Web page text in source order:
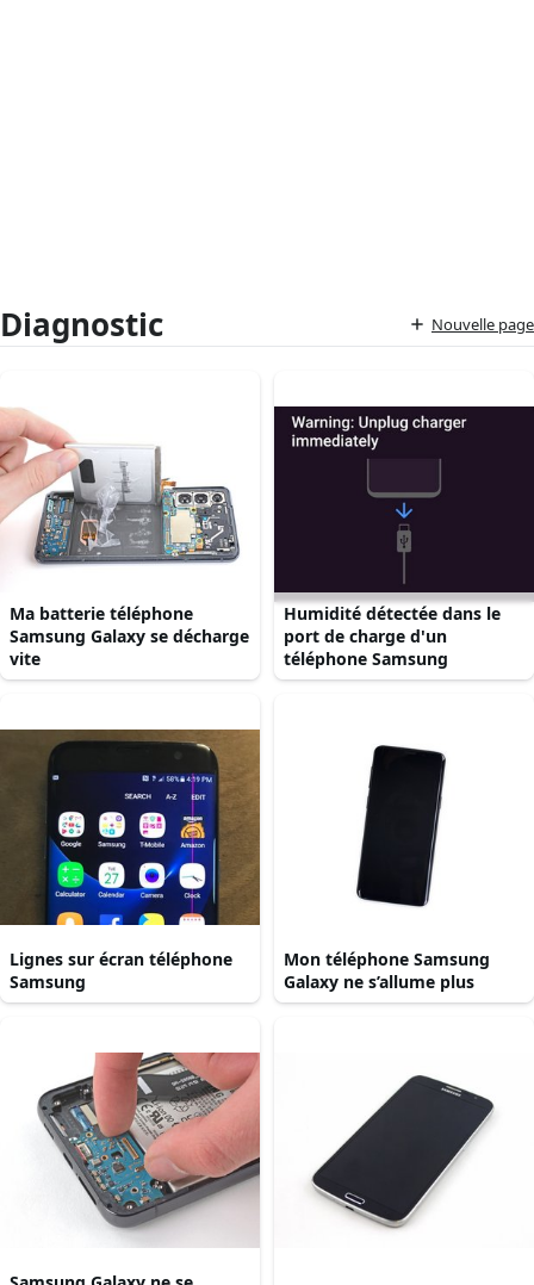
Diagnostic Nouvelle page
Ma batterie téléphone
Samsung Galaxy se décharge
vite
Humidité détectée dans le
port de charge d'un
téléphone Samsung
Lignes sur écran téléphone
Samsung
Mon téléphone Samsung
Galaxy ne s’allume plus